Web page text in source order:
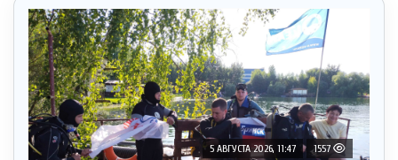
5 АВГУСТА 2026, 11:47 1557